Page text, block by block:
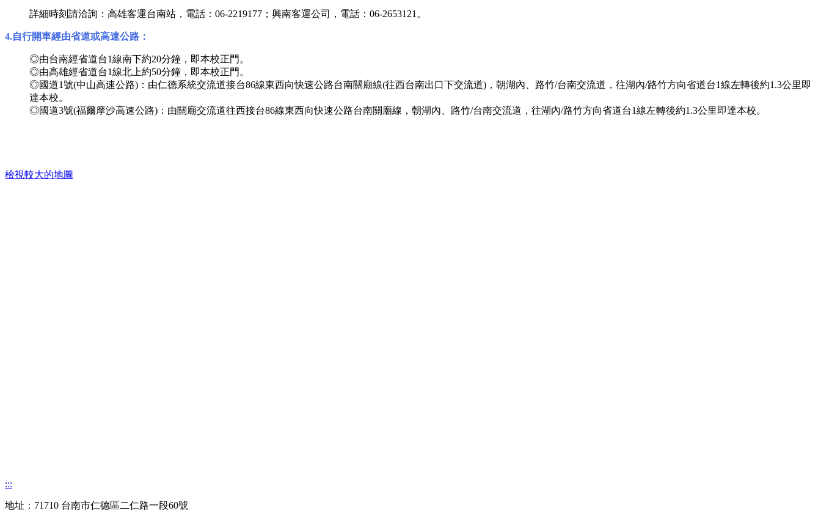
詳細時刻請洽詢：高雄客運台南站，電話：06-2219177；興南客運公司，電話：06-2653121。
4.自行開車經由省道或高速公路：
◎由台南經省道台1線南下約20分鐘，即本校正門。
◎由高雄經省道台1線北上約50分鐘，即本校正門。
◎國道1號(中山高速公路)：由仁德系統交流道接台86線東西向快速公路台南關廟線(往西台南出口下交流道)，朝湖內、路竹/台南交流道，往湖內/路竹方向省道台1線左轉後約1.3公里即
達本校。
◎國道3號(福爾摩沙高速公路)：由關廟交流道往西接台86線東西向快速公路台南關廟線，朝湖內、路竹/台南交流道，往湖內/路竹方向省道台1線左轉後約1.3公里即達本校。
檢視較大的地圖
:::
地址：71710 台南市仁德區二仁路一段60號